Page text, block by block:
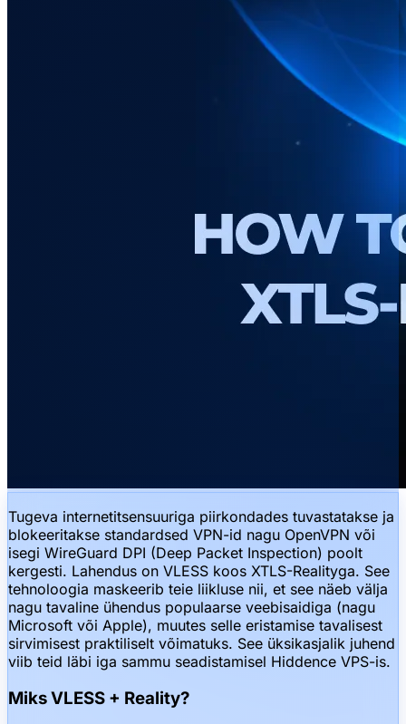
Tugeva internetitsensuuriga piirkondades tuvastatakse ja
blokeeritakse standardsed VPN-id nagu OpenVPN või
isegi WireGuard DPI (Deep Packet Inspection) poolt
kergesti. Lahendus on VLESS koos XTLS-Realityga. See
tehnoloogia maskeerib teie liikluse nii, et see näeb välja
nagu tavaline ühendus populaarse veebisaidiga (nagu
Microsoft või Apple), muutes selle eristamise tavalisest
sirvimisest praktiliselt võimatuks. See üksikasjalik juhend
viib teid läbi iga sammu seadistamisel Hiddence VPS-is.
Miks VLESS + Reality?